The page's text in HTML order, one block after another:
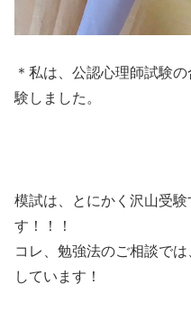
＊私は、公認心理師試験
験しました。
模試は、とにかく沢山受
す！！！
コレ、勉強法のご相談で
しています！